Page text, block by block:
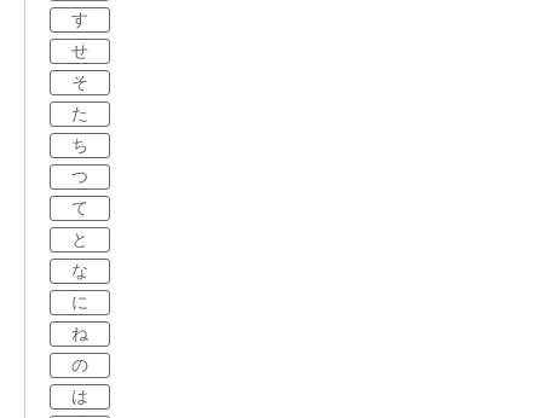
す
せ
そ
た
ち
つ
て
と
な
に
ね
の
は